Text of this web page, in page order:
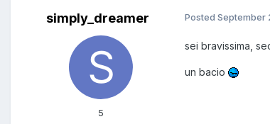
simply_dreamer
5
Posted September
sei bravissima,
un bacio